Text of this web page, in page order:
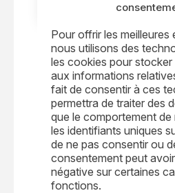
Pour offrir les meilleures
nous utilisons des
les cookies pour
aux informations
fait de consentir à ces
permettra de traiter des
que le comportement
les identifiants uniques
de ne pas consentir ou
consentement peut
négative sur certaines
fonctions.
Où nous
IMECA est basée à La
Atlantique française, avec
port et aux installations
types de navires. Notre
comprend une capacité
un banc d’essai de 1 000
statiques et dynamiques.
En plus de sa base